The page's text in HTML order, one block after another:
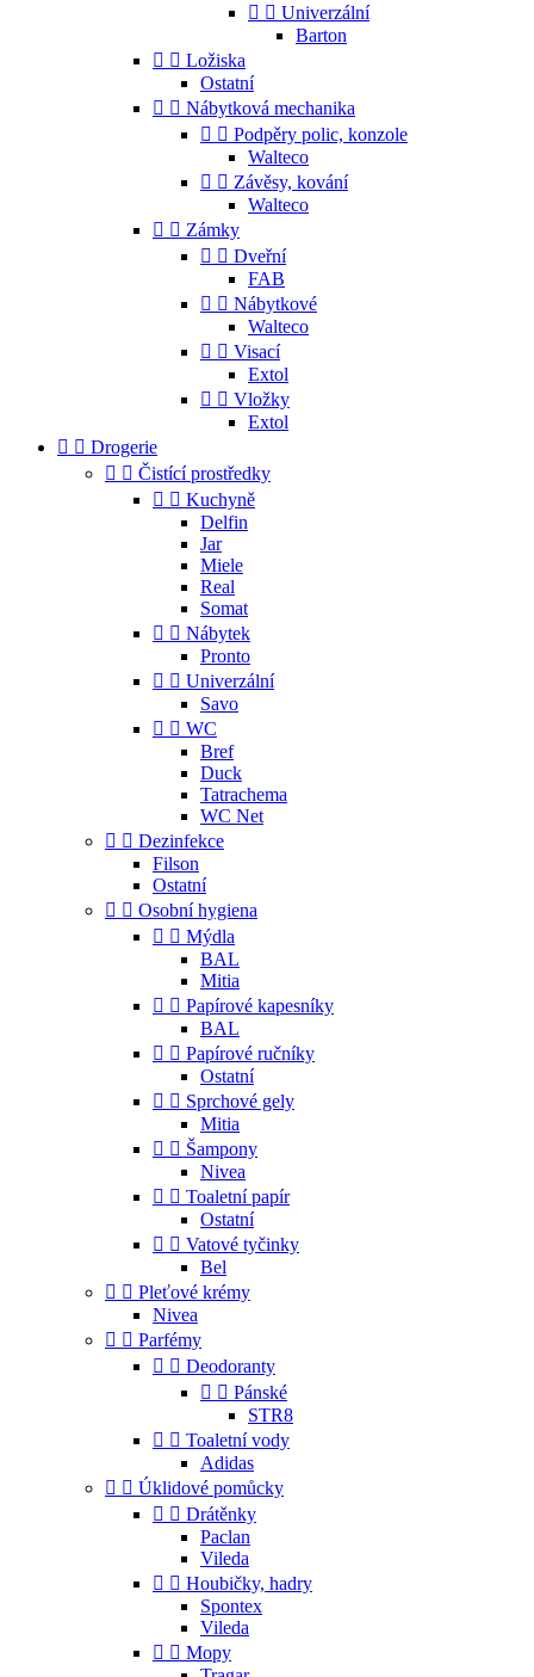
  Univerzální
Barton
  Ložiska
Ostatní
  Nábytková mechanika
  Podpěry polic, konzole
Walteco
  Závěsy, kování
Walteco
  Zámky
  Dveřní
FAB
  Nábytkové
Walteco
  Visací
Extol
  Vložky
Extol
  Drogerie
  Čistící prostředky
  Kuchyně
Delfin
Jar
Miele
Real
Somat
  Nábytek
Pronto
  Univerzální
Savo
  WC
Bref
Duck
Tatrachema
WC Net
  Dezinfekce
Filson
Ostatní
  Osobní hygiena
  Mýdla
BAL
Mitia
  Papírové kapesníky
BAL
  Papírové ručníky
Ostatní
  Sprchové gely
Mitia
  Šampony
Nivea
  Toaletní papír
Ostatní
  Vatové tyčinky
Bel
  Pleťové krémy
Nivea
  Parfémy
  Deodoranty
  Pánské
STR8
  Toaletní vody
Adidas
  Úklidové pomůcky
  Drátěnky
Paclan
Vileda
  Houbičky, hadry
Spontex
Vileda
  Mopy